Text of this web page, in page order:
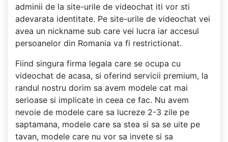
adminii de la site-urile de videochat iti vor sti
adevarata identitate. Pe site-urile de videochat vei
avea un nickname sub care vei lucra iar accesul
persoanelor din Romania va fi restrictionat.
Fiind singura firma legala care se ocupa cu
videochat de acasa, si oferind servicii premium, la
randul nostru dorim sa avem modele cat mai
serioase si implicate in ceea ce fac. Nu avem
nevoie de modele care sa lucreze 2-3 zile pe
saptamana, modele care sa stea si sa se uite pe
tavan, modele care nu vor sa invete si sa